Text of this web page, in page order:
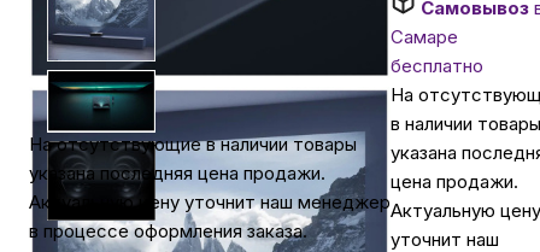
Подарочные сертификаты
Аудио
На отсутствующие в наличии товары
указана последняя цена продажи.
Актуальную цену уточнит наш менеджер
в процессе оформления заказа.
Самовывоз
Самаре
бесплатно
На
в наличии товары
указана
цена продажи.
Актуальную цену
уточнит наш